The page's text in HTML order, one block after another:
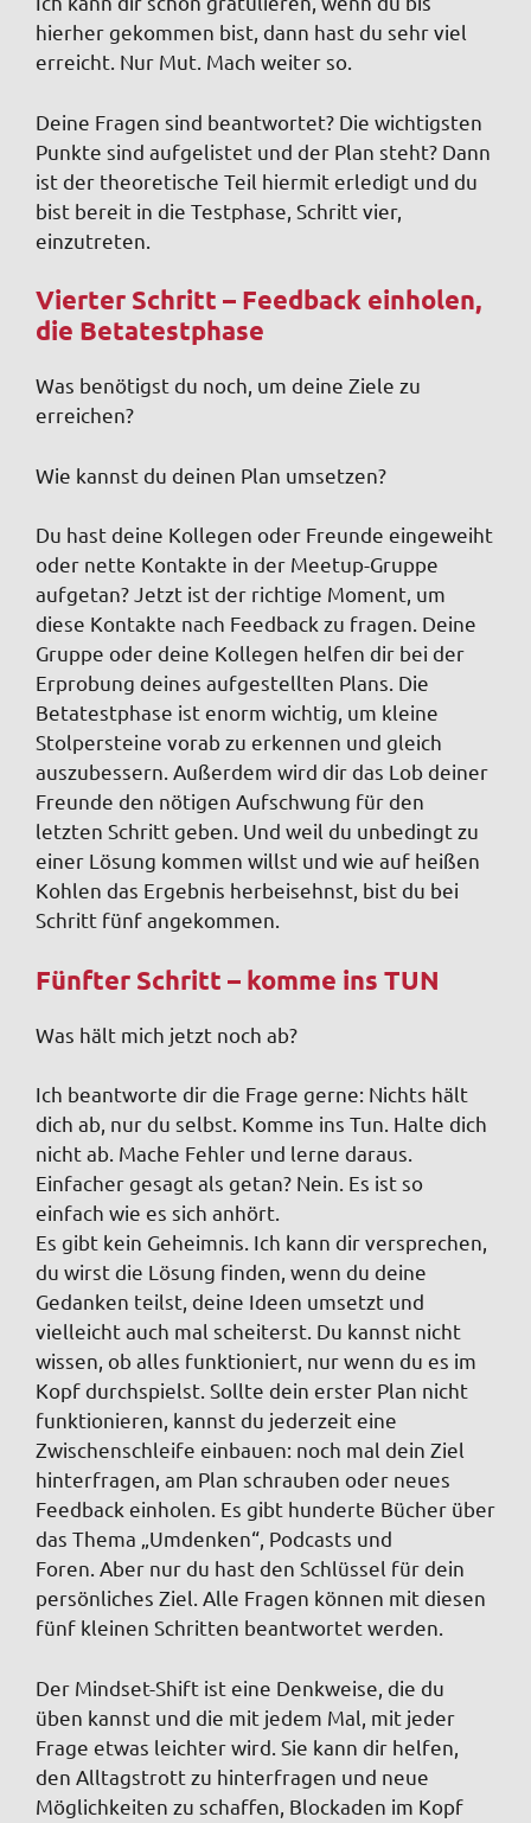
hierher gekommen bist, dann hast du sehr viel
erreicht. Nur Mut. Mach weiter so.
Deine Fragen sind beantwortet? Die wichtigsten
Punkte sind aufgelistet und der Plan steht? Dann
ist der theoretische Teil hiermit erledigt und du
bist bereit in die Testphase, Schritt vier,
einzutreten.
Vierter Schritt – Feedback einholen,
die Betatestphase
Was benötigst du noch, um deine Ziele zu
erreichen?
Wie kannst du deinen Plan umsetzen?
Du hast deine Kollegen oder Freunde eingeweiht
oder nette Kontakte in der Meetup-Gruppe
aufgetan? Jetzt ist der richtige Moment, um
diese Kontakte nach Feedback zu fragen. Deine
Gruppe oder deine Kollegen helfen dir bei der
Erprobung deines aufgestellten Plans. Die
Betatestphase ist enorm wichtig, um kleine
Stolpersteine vorab zu erkennen und gleich
auszubessern. Außerdem wird dir das Lob deiner
Freunde den nötigen Aufschwung für den
letzten Schritt geben. Und weil du unbedingt zu
einer Lösung kommen willst und wie auf heißen
Kohlen das Ergebnis herbeisehnst, bist du bei
Schritt fünf angekommen.
Fünfter Schritt – komme ins TUN
Was hält mich jetzt noch ab?
Ich beantworte dir die Frage gerne: Nichts hält
dich ab, nur du selbst. Komme ins Tun. Halte dich
nicht ab. Mache Fehler und lerne daraus.
Einfacher gesagt als getan? Nein. Es ist so
einfach wie es sich anhört.
Es gibt kein Geheimnis. Ich kann dir versprechen,
du wirst die Lösung finden, wenn du deine
Gedanken teilst, deine Ideen umsetzt und
vielleicht auch mal scheiterst. Du kannst nicht
wissen, ob alles funktioniert, nur wenn du es im
Kopf durchspielst. Sollte dein erster Plan nicht
funktionieren, kannst du jederzeit eine
Zwischenschleife einbauen: noch mal dein Ziel
hinterfragen, am Plan schrauben oder neues
Feedback einholen. Es gibt hunderte Bücher über
das Thema „Umdenken“, Podcasts und
Foren. Aber nur du hast den Schlüssel für dein
persönliches Ziel. Alle Fragen können mit diesen
fünf kleinen Schritten beantwortet werden.
Der Mindset-Shift ist eine Denkweise, die du
üben kannst und die mit jedem Mal, mit jeder
Frage etwas leichter wird. Sie kann dir helfen,
den Alltagstrott zu hinterfragen und neue
Möglichkeiten zu schaffen, Blockaden im Kopf